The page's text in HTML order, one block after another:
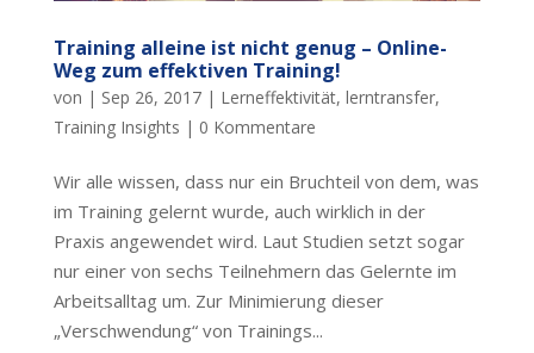
Training alleine ist nicht genug – Online-
Weg zum effektiven Training!
von | Sep 26, 2017| Lerneffektivität, lerntransfer,
Training Insights | 0 Kommentare
Wir alle wissen, dass nur ein Bruchteil von dem, was
im Training gelernt wurde, auch wirklich in der
Praxis angewendet wird. Laut Studien setzt sogar
nur einer von sechs Teilnehmern das Gelernte im
Arbeitsalltag um. Zur Minimierung dieser
„Verschwendung“ von Trainings...